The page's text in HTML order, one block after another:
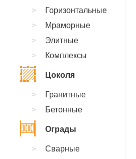
Горизонтальные
Мраморные
Элитные
Комплексы
Цоколя
Гранитные
Бетонные
Ограды
Сварные